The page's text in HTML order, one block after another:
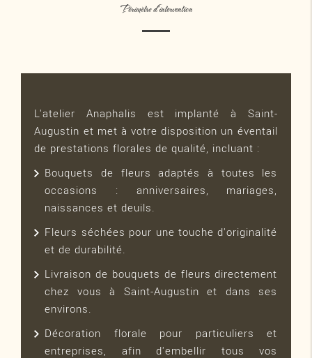
Périmètre d'intervention
L'atelier Anaphalis est implanté à Saint-
Augustin et met à votre disposition un éventail
de prestations florales de qualité, incluant :
Bouquets de fleurs adaptés à toutes les
occasions : anniversaires, mariages,
naissances et deuils.
Fleurs séchées pour une touche d'originalité
et de durabilité.
Livraison de bouquets de fleurs directement
chez vous à Saint-Augustin et dans ses
environs.
Décoration florale pour particuliers et
entreprises, afin d'embellir tous vos